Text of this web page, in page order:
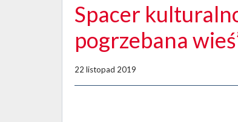
Spacer
pogrzebana
22 listopad 2019